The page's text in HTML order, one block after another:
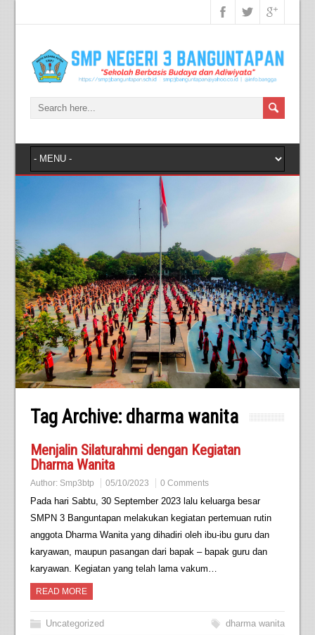
Tag Archive: dharma wanita
Menjalin Silaturahmi dengan Kegiatan
Dharma Wanita
Author: Smp3btp 05/10/2023 0 Comments
Pada hari Sabtu, 30 September 2023 lalu keluarga besar
SMPN 3 Banguntapan melakukan kegiatan pertemuan rutin
anggota Dharma Wanita yang dihadiri oleh ibu-ibu guru dan
karyawan, maupun pasangan dari bapak – bapak guru dan
karyawan. Kegiatan yang telah lama vakum…
READ MORE
Uncategorized dharma wanita